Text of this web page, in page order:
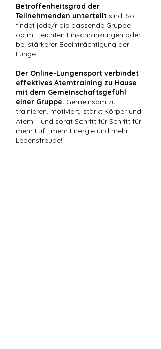
Betroffenheitsgrad der
Teilnehmenden unterteilt sind. So
findet jede/r die passende Gruppe –
ob mit leichten Einschränkungen oder
bei stärkerer Beeinträchtigung der
Lunge.
Der Online-Lungensport verbindet
effektives Atemtraining zu Hause
mit dem Gemeinschaftsgefühl
einer Gruppe. Gemeinsam zu
trainieren, motiviert, stärkt Körper und
Atem – und sorgt Schritt für Schritt für
mehr Luft, mehr Energie und mehr
Lebensfreude!